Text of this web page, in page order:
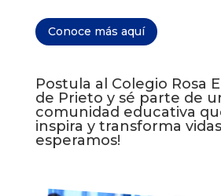
Conoce más aquí
Postula al Colegio Rosa
de Prieto y sé parte de
comunidad educativa
inspira y transforma
esperamos!